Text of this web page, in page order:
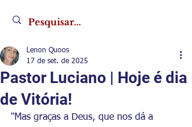
Pastor Luciano | Hoje é dia
de Vitória!
Lenon Quoos
17 de set. de 2025
"Mas graças a Deus, que nos dá a